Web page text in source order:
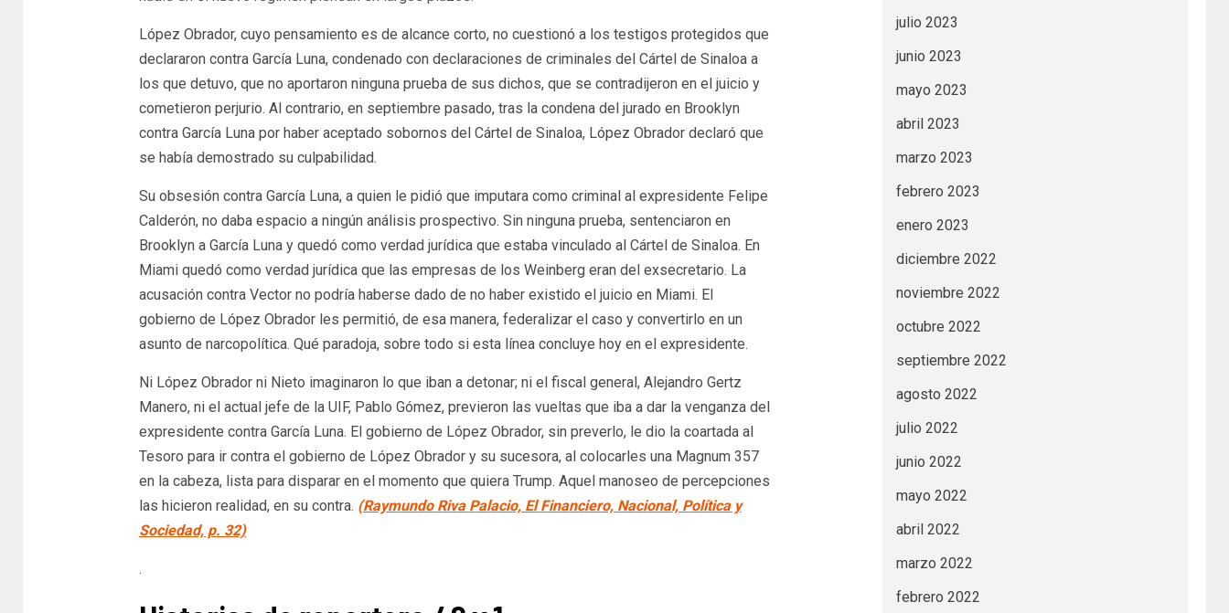
López Obrador, cuyo pensamiento es de alcance corto, no cuestionó a los testigos protegidos que
declararon contra García Luna, condenado con declaraciones de criminales del Cártel de Sinaloa a
los que detuvo, que no aportaron ninguna prueba de sus dichos, que se contradijeron en el juicio y
cometieron perjurio. Al contrario, en septiembre pasado, tras la condena del jurado en Brooklyn
contra García Luna por haber aceptado sobornos del Cártel de Sinaloa, López Obrador declaró que
se había demostrado su culpabilidad.
Su obsesión contra García Luna, a quien le pidió que imputara como criminal al expresidente Felipe
Calderón, no daba espacio a ningún análisis prospectivo. Sin ninguna prueba, sentenciaron en
Brooklyn a García Luna y quedó como verdad jurídica que estaba vinculado al Cártel de Sinaloa. En
Miami quedó como verdad jurídica que las empresas de los Weinberg eran del exsecretario. La
acusación contra Vector no podría haberse dado de no haber existido el juicio en Miami. El
gobierno de López Obrador les permitió, de esa manera, federalizar el caso y convertirlo en un
asunto de narcopolítica. Qué paradoja, sobre todo si esta línea concluye hoy en el expresidente.
Ni López Obrador ni Nieto imaginaron lo que iban a detonar; ni el fiscal general, Alejandro Gertz
Manero, ni el actual jefe de la UIF, Pablo Gómez, previeron las vueltas que iba a dar la venganza del
expresidente contra García Luna. El gobierno de López Obrador, sin preverlo, le dio la coartada al
Tesoro para ir contra el gobierno de López Obrador y su sucesora, al colocarles una Magnum 357
en la cabeza, lista para disparar en el momento que quiera Trump. Aquel manoseo de percepciones
las hicieron realidad, en su contra. (Raymundo Riva Palacio, El Financiero, Nacional, Política y
Sociedad, p. 32)
.
julio 2023
junio 2023
mayo 2023
abril 2023
marzo 2023
febrero 2023
enero 2023
diciembre 2022
noviembre 2022
octubre 2022
septiembre 2022
agosto 2022
julio 2022
junio 2022
mayo 2022
abril 2022
marzo 2022
febrero 2022